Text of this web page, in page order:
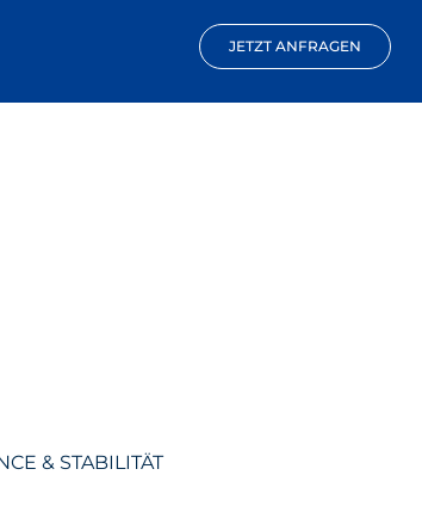
JETZT ANFRAGEN
& STABILITÄT